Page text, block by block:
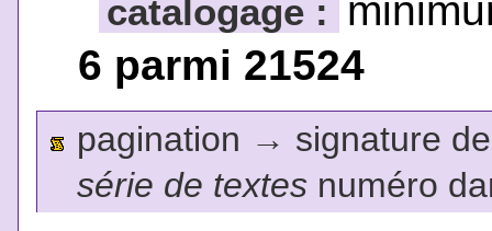
catalogage :
6 parmi 21524
pagination → signature
série de textesnuméro